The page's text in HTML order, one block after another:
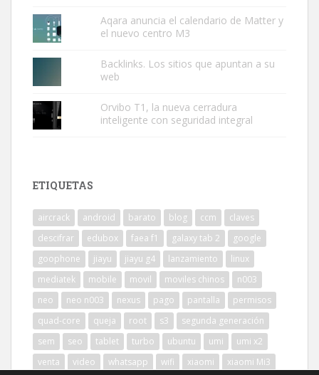
Aqara anuncia el calendario de Matter y
el nuevo centro M3
Backlinks. Los sitios que apuntan a su
web
Orvibo T1, la nueva cerradura
inteligente con seguridad integral
ETIQUETAS
aircrack android barato blog ccm
claves
descifrar
edubox faea f1 galaxy tab 2
google
goophone
jiayu jiayu g4 lanzamiento
linux
mediatek
mobile movil moviles chinos
n003
neo
neo n003 nexus pago pantalla
permisos
quad-core
queja root s3
segunda generación
sem
seo tablet turbo ubuntu umi
umi x2
venta
video whatsapp wifi xiaomi xiaomi Mi3